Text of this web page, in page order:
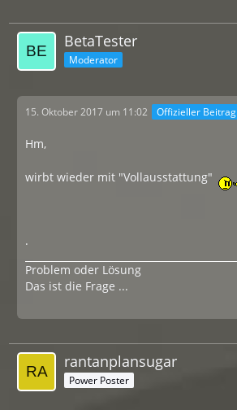
BetaTester
Moderator
15. Oktober 2017 um 11:02 Offizieller Beitrag
Hm,
wirbt wieder mit "Vollausstattung"
.
Problem oder Lösung
Das ist die Frage ...
rantanplansugar
Power Poster